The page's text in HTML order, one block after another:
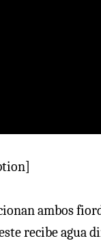
ambos
recibe agua